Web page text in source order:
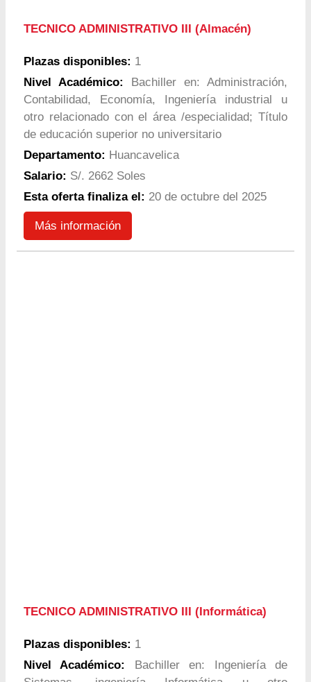
TECNICO ADMINISTRATIVO III (Almacén)
Plazas disponibles: 1
Nivel Académico:
Bachiller en: Administración,
Contabilidad, Economía, Ingeniería industrial u
otro relacionado con el área /especialidad; Título
de educación superior no universitario
Departamento: Huancavelica
Salario: S/. 2662 Soles
Esta oferta finaliza el: 20 de octubre del 2025
Más información
TECNICO ADMINISTRATIVO III (Informática)
Plazas disponibles: 1
Nivel Académico:
Bachiller en: Ingeniería de